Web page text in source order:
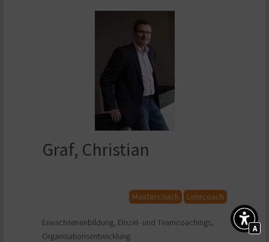
Graf, Christian
Mastercoach Lehrcoach
Erwachsenenbildung, Einzel- und Teamcoachings,
Organisationsentwicklung
A